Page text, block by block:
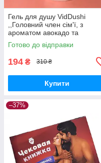
Гель для душу VidDushi
,,Головний член сім'ї, з
ароматом авокадо та
гуарани, 200 мл Вібратори
мастурбатори секс-шоп
Готово до відправки
194 ₴ 310 ₴
Купити
–37%